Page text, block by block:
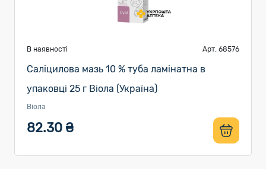
В наявності Арт. 68576
Саліцилова мазь 10 % туба ламінатна в
упаковці 25 г Віола (Україна)
Віола
82.30 ₴